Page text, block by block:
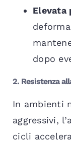
Elevata
dopo
2. Resistenza
In ambienti
aggressivi,
cicli